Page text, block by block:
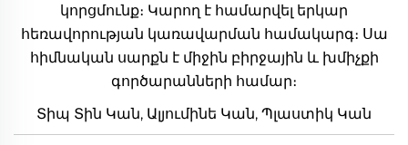
կորցմունք։ Կարող է համարվել երկար
հեռավորության կառավարման համակարգ։ Սա
հիմնական սարքն է միջին բիրջային և խմիչքի
գործարանների համար։
Տիպ Տին Կան, Ալյումինե Կան, Պլաստիկ Կան